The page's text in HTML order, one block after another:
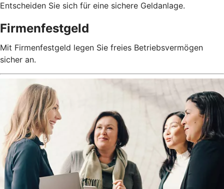
Entscheiden Sie sich für eine sichere Geldanlage.
Firmenfestgeld
Mit Firmenfestgeld legen Sie freies Betriebsvermögen
sicher an.